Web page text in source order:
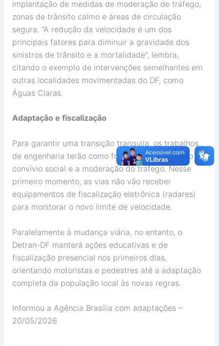
implantação de medidas de moderação de tráfego,
zonas de trânsito calmo e áreas de circulação
segura. “A redução da velocidade é um dos
principais fatores para diminuir a gravidade dos
sinistros de trânsito e a mortalidade”, lembra,
citando o exemplo de intervenções semelhantes em
outras localidades movimentadas do DF, como
Águas Claras.
Adaptação e fiscalização
Para garantir uma transição tranquila, os trabalhos
de engenharia terão como foco a humanização, o
convívio social e a moderação do tráfego. Nesse
primeiro momento, as vias não vão receber
equipamentos de fiscalização eletrônica (radares)
para monitorar o novo limite de velocidade.
Paralelamente à mudança viária, no entanto, o
Detran-DF manterá ações educativas e de
fiscalização presencial nos primeiros dias,
orientando motoristas e pedestres até a adaptação
completa da população local às novas regras.
Informou a Agência Brasília com adaptações –
20/05/2026